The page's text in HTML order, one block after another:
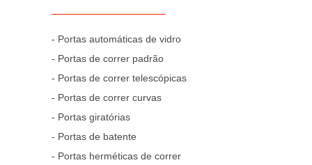
- Portas automáticas de vidro
- Portas de correr padrão
- Portas de correr telescópicas
- Portas de correr curvas
- Portas giratórias
- Portas de batente
- Portas herméticas de correr